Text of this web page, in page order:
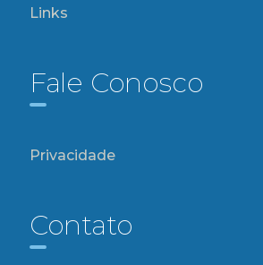
Links
Fale Conosco
Privacidade
Contato